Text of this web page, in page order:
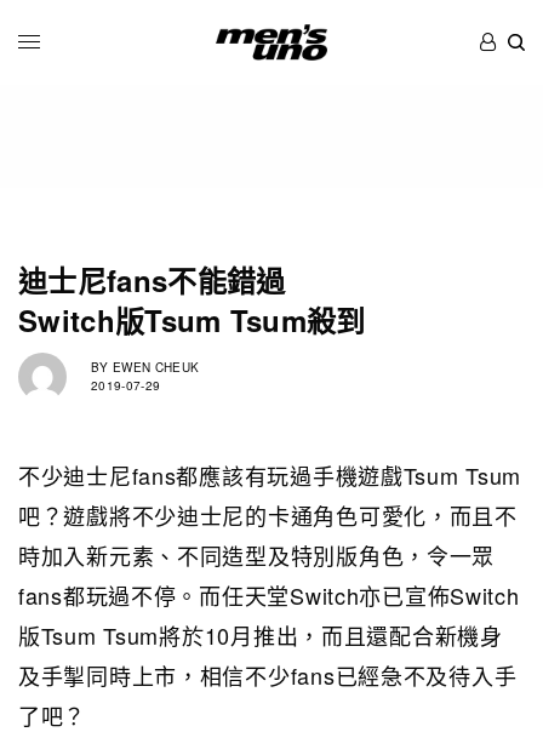
迪士尼fans不能錯過
Switch版Tsum Tsum殺到
BY EWEN CHEUK
2019-07-29
不少迪士尼fans都應該有玩過手機遊戲Tsum Tsum
吧？遊戲將不少迪士尼的卡通角色可愛化，而且不
時加入新元素、不同造型及特別版角色，令一眾
fans都玩過不停。而任天堂Switch亦已宣佈Switch
版Tsum Tsum將於10月推出，而且還配合新機身
及手掣同時上市，相信不少fans已經急不及待入手
了吧？